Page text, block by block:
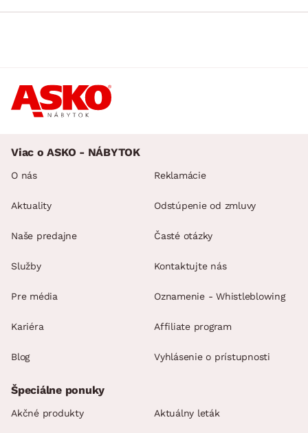
Viac o ASKO - NÁBYTOK
O nás
Aktuality
Naše predajne
Služby
Pre média
Kariéra
Blog
Reklamácie
Odstúpenie od zmluvy
Časté otázky
Kontaktujte nás
Oznamenie - Whistleblowing
Affiliate program
Vyhlásenie o prístupnosti
Špeciálne ponuky
Akčné produkty Aktuálny leták